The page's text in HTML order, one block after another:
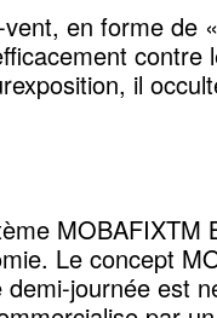
en forme de
contre
il
MOBAFIXTM
Le concept
journée est